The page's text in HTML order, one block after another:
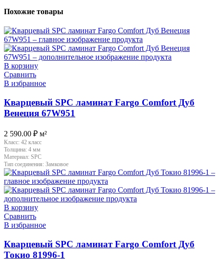
Похожие товары
В корзину
Сравнить
В избранное
Кварцевый SPC ламинат Fargo Comfort Дуб
Венеция 67W951
2 590.00 ₽ м²
Класс: 42 класс
Толщина: 4 мм
Материал: SPC
Тип соединения: Замковое
В корзину
Сравнить
В избранное
Кварцевый SPC ламинат Fargo Comfort Дуб
Токио 81996-1